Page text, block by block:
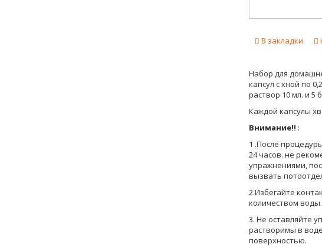
В закладки
Набор для
капсул с хной по
раствор 10 мл. и 5
Каждой капсулы
Внимание!! :
1 .После
24 часов. не
упражнениями,
вызвать
2.Избегайте
количеством
3. Не оставляйте
растворимы в
поверхностью.